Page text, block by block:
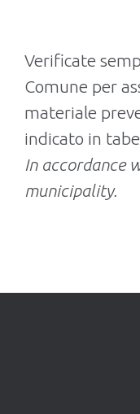
Verificate
Comune per
materiale
indicato in
In accordance
municipality.